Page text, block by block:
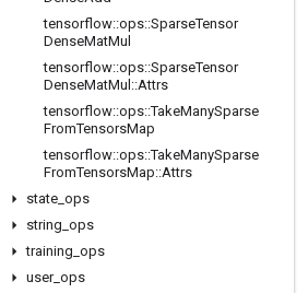
tensorflow::ops::SparseTensor
DenseMatMul
tensorflow::ops::SparseTensor
DenseMatMul ::Attrs
tensorflow::ops::TakeManySparse
FromTensorsMap
tensorflow::ops::TakeManySparse
FromTensorsMap::Attrs
state ops
string ops
training ops
user_ ops